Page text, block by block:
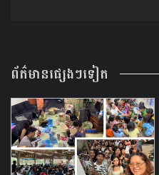
ព័ត៌មានផ្សេងៗទៀត